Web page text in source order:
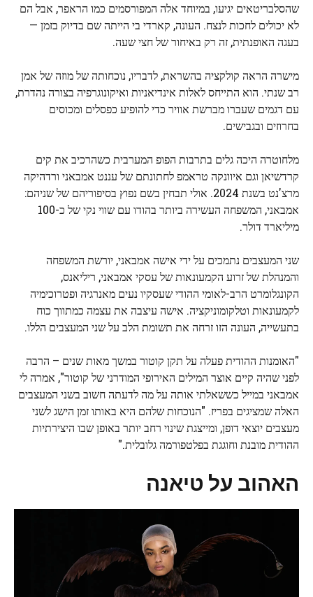
שהסלבריטאים יגיעו, במיוחד אלה המפורסמים כמו הראפר, אבל הם
לא יכולים לחכות לנצח. העונה, קארדי בי הייתה שם בדיוק בזמן —
בעגה האופנתית, זה רק באיחור של חצי שעה.
מישרה הראה קולקציה בהשראת, לדבריו, נוכחותה של מוזה של אמן
רב שנתי. הוא התייחס לאלות אינדיאניות ואיקונוגרפיה בצורה נהדרת,
עם דגמים שעברו מברשת אוויר כדי להופיע כפסלים ומכוסים
בחרוזים ובגבישים.
מלחוטרה היכה גלים בתרבות הפופ המערבית כשהרכיב את קים
קרדשיאן וגם איוונקה טראמפ לחתונתם של עננט אמבאני ורדהיקה
מרצ'נט בשנת 2024. אולי תבחין בשם נפוץ בסיפוריהם של שניהם:
אמבאני, המשפחה העשירה ביותר בהודו עם שווי נקי של כ-100
מיליארד דולר.
שני המעצבים נתמכים על ידי אישה אמבאני, יורשת המשפחה
והמנהלת של זרוע הקמעונאות של עסקי אמבאני, ריליאנס,
הקונגלומרט הרב-לאומי ההודי שעסקיו נעים מאנרגיה ופטרוכימיה
לקמעונאות וטלקומוניקציה. אישה עיצבה את עצמה כמתווך כוח
בתעשייה, העונה הזו זרחה את תשומת הלב על שני המעצבים הללו.
"האומנות ההודית פעלה על תקן קוטור במשך מאות שנים – הרבה
לפני שהיה קיים אוצר המילים האירופי המודרני של קוטור", אמרה לי
אמבאני במייל כששאלתי אותה על מה לדעתה חשוב בשני המעצבים
האלה שמציגים בפריז. "הנוכחות שלהם היא באותו זמן הישג לשני
מעצבים יוצאי דופן, ומייצגת שינוי רחב יותר באופן שבו היצירתיות
ההודית מובנת וחוגגת בפלטפורמה גלובלית."
האהוב על טיאנה